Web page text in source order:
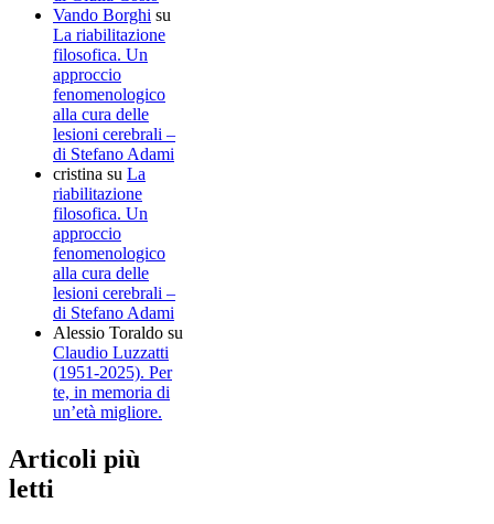
Vando Borghi su
La riabilitazione
filosofica. Un
approccio
fenomenologico
alla cura delle
lesioni cerebrali –
di Stefano Adami
cristina su La
riabilitazione
filosofica. Un
approccio
fenomenologico
alla cura delle
lesioni cerebrali –
di Stefano Adami
Alessio Toraldo su
Claudio Luzzatti
(1951-2025). Per
te, in memoria di
un’età migliore.
Articoli più
letti